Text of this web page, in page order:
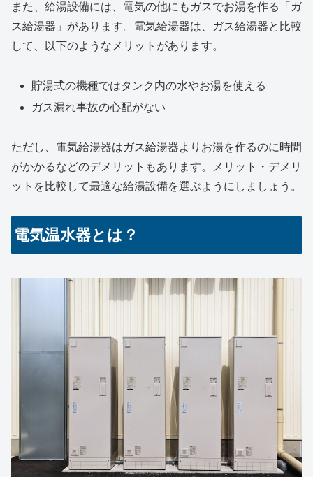
また、給湯設備には、電気の他にもガスでお湯を作る「ガ
ス給湯器」があります。電気給湯器は、ガス給湯器と比較
して、以下のようなメリットがあります。
貯湯式の機種ではタンク内の水やお湯を使える
ガス漏れ事故の心配がない
ただし、電気給湯器はガス給湯器よりお湯を作るのに時間
がかかるなどのデメリットもあります。メリット・デメリ
ットを比較して最適な給湯設備を選ぶようにしましょう。
電気温水器とは？